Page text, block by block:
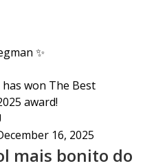
✨
has won The Best
award!
16, 2025
mais bonito do